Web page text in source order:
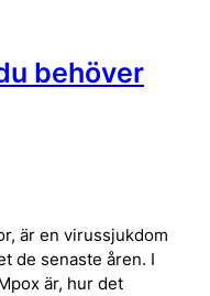
behöver
är en virussjukdom
de senaste åren. I
är, hur det